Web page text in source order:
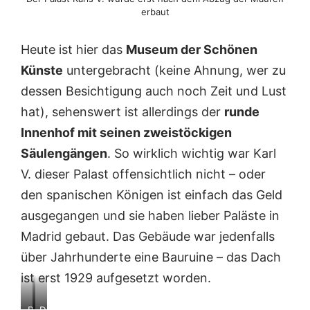
y
n
c
h
a
n
a
s
i
l
d
e
r
e
r
a
e
e
h
l
t
n
erbaut
Heute ist hier das Museum der Schönen
Künste untergebracht (keine Ahnung, wer zu
dessen Besichtigung auch noch Zeit und Lust
hat), sehenswert ist allerdings der runde
Innenhof mit seinen zweistöckigen
Säulengängen. So wirklich wichtig war Karl
V. dieser Palast offensichtlich nicht – oder
den spanischen Königen ist einfach das Geld
ausgegangen und sie haben lieber Paläste in
Madrid gebaut. Das Gebäude war jedenfalls
über Jahrhunderte eine Bauruine – das Dach
ist erst 1929 aufgesetzt worden.